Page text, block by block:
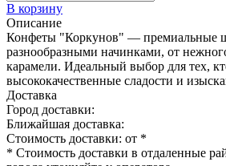
В корзину
Описание
Конфеты "Коркунов" — премиальные
разнообразными начинками, от
карамели. Идеальный выбор для тех,
высококачественные сладости и
Доставка
Город доставки:
Ближайшая доставка:
Стоимость доставки: от *
* Стоимость доставки в отдаленные